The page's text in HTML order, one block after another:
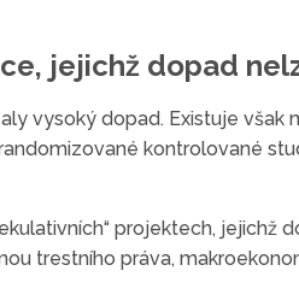
jejichž dopad
vysoký dopad. Existuje však
kontrolované
projektech, jejichž
trestního práva,